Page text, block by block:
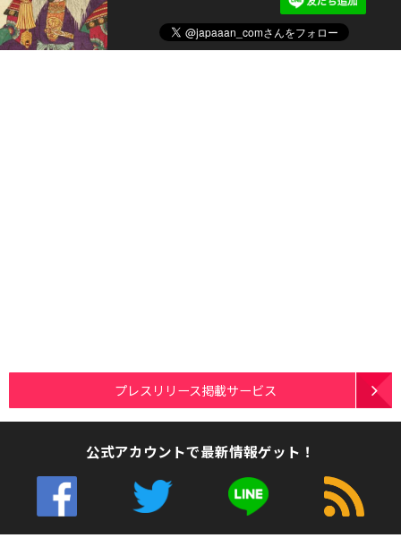
プレスリリース掲載サービス
公式アカウントで最新情報ゲット！